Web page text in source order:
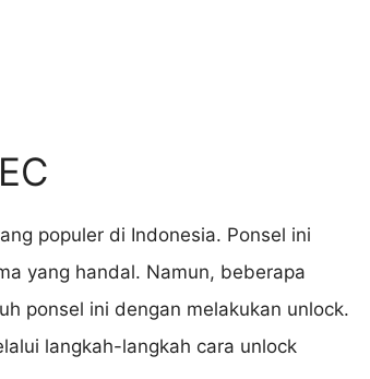
populer di Indonesia. Ponsel ini
yang handal. Namun, beberapa
ponsel ini dengan melakukan unlock.
langkah-langkah cara unlock